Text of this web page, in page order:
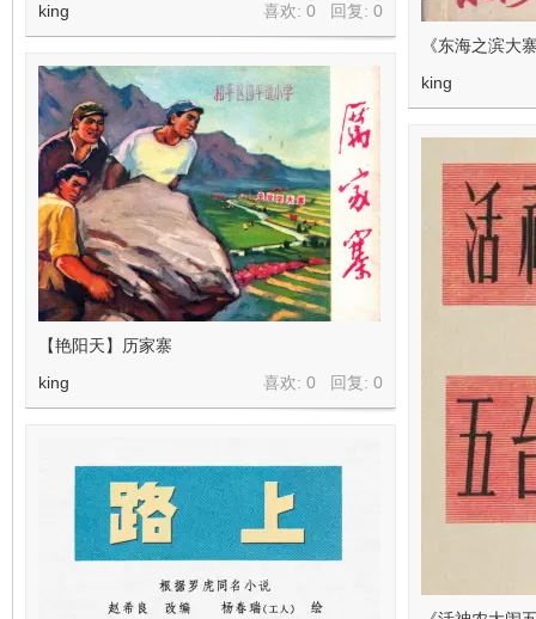
喜欢: 0 回复: 0
king
《东海之滨大
king
【艳阳天】历家寨
喜欢: 0 回复: 0
king